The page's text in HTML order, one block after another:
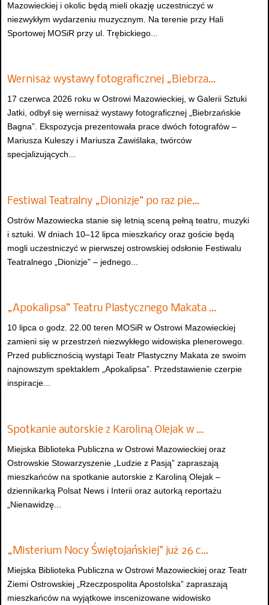
Mazowieckiej i okolic będą mieli okazję uczestniczyć w
niezwykłym wydarzeniu muzycznym. Na terenie przy Hali
Sportowej MOSiR przy ul. Trębickiego...
Wernisaż wystawy fotograficznej „Biebrza…
17 czerwca 2026 roku w Ostrowi Mazowieckiej, w Galerii Sztuki
Jatki, odbył się wernisaż wystawy fotograficznej „Biebrzańskie
Bagna”. Ekspozycja prezentowała prace dwóch fotografów –
Mariusza Kuleszy i Mariusza Zawiślaka, twórców
specjalizujących...
Festiwal Teatralny „Dionizje” po raz pie…
Ostrów Mazowiecka stanie się letnią sceną pełną teatru, muzyki
i sztuki. W dniach 10–12 lipca mieszkańcy oraz goście będą
mogli uczestniczyć w pierwszej ostrowskiej odsłonie Festiwalu
Teatralnego „Dionizje” – jednego...
„Apokalipsa” Teatru Plastycznego Makata …
10 lipca o godz. 22.00 teren MOSiR w Ostrowi Mazowieckiej
zamieni się w przestrzeń niezwykłego widowiska plenerowego.
Przed publicznością wystąpi Teatr Plastyczny Makata ze swoim
najnowszym spektaklem „Apokalipsa”. Przedstawienie czerpie
inspiracje...
Spotkanie autorskie z Karoliną Olejak w …
Miejska Biblioteka Publiczna w Ostrowi Mazowieckiej oraz
Ostrowskie Stowarzyszenie „Ludzie z Pasją” zapraszają
mieszkańców na spotkanie autorskie z Karoliną Olejak –
dziennikarką Polsat News i Interii oraz autorką reportażu
„Nienawidzę...
„Misterium Nocy Świętojańskiej” już 26 c…
Miejska Biblioteka Publiczna w Ostrowi Mazowieckiej oraz Teatr
Ziemi Ostrowskiej „Rzeczpospolita Apostolska” zapraszają
mieszkańców na wyjątkowe inscenizowane widowisko